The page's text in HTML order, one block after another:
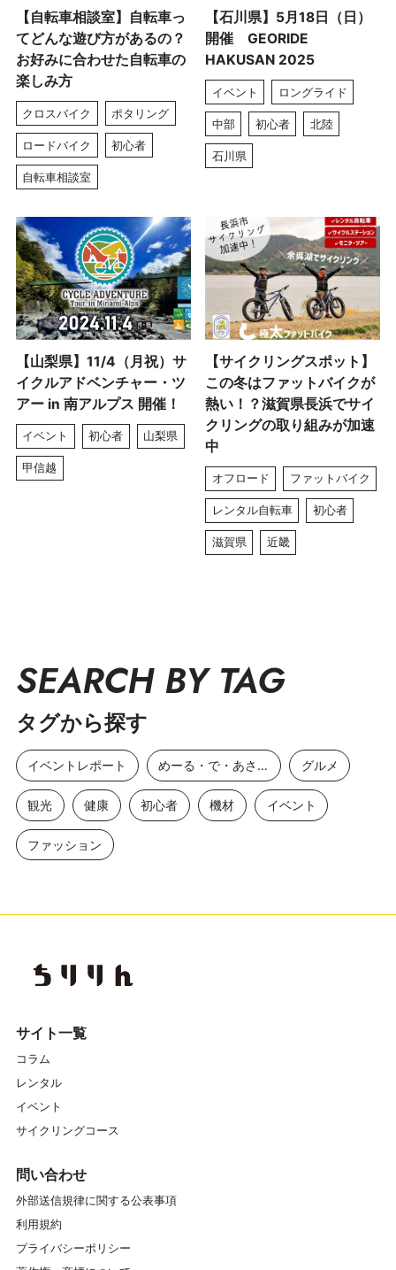
【自転車相談室】自転車っ
てどんな遊び方があるの？
お好みに合わせた自転車の
楽しみ方
クロスバイク ポタリング
ロードバイク 初心者
自転車相談室
【石川県】5月18日（日）
開催 GEORIDE
HAKUSAN 2025
イベント ロングライド
中部 初心者 北陸
石川県
【山梨県】11/4（月祝）サ
イクルアドベンチャー・ツ
アー in 南アルプス 開催！
イベント 初心者 山梨県
甲信越
【サイクリングスポット】
この冬はファットバイクが
熱い！？滋賀県長浜でサイ
クリングの取り組みが加速
中
オフロード ファットバイク
レンタル自転車 初心者
滋賀県 近畿
SEARCH BY TAG
タグから探す
イベントレポート めーる・で・あさひ グルメ
観光 健康 初心者 機材 イベント
ファッション
サイト一覧
コラム
レンタル
イベント
サイクリングコース
問い合わせ
外部送信規律に関する公表事項
利用規約
プライバシーポリシー